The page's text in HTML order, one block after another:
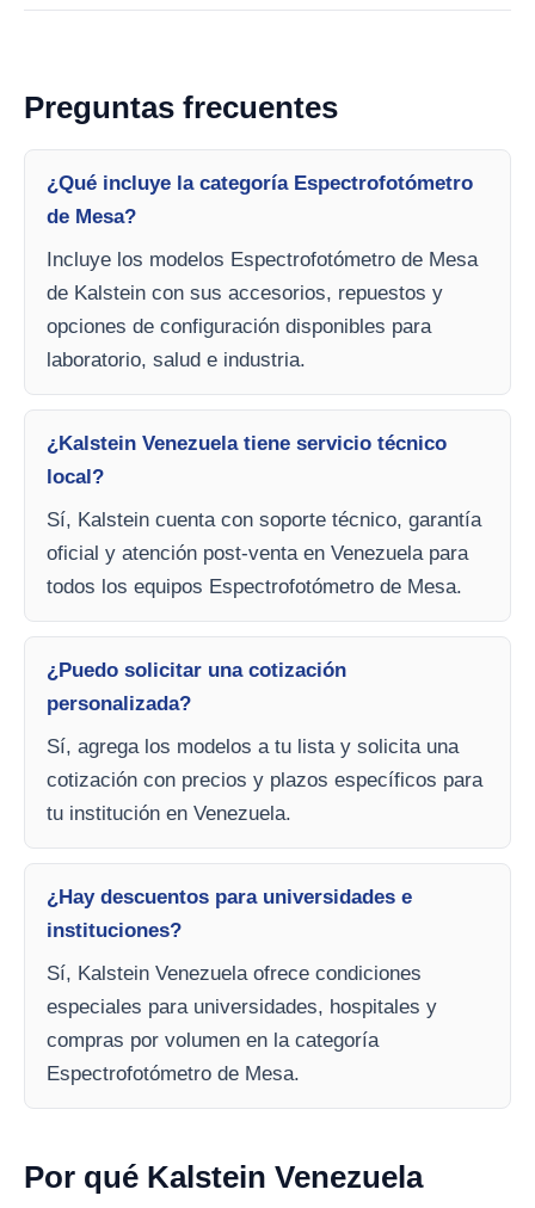
Preguntas frecuentes
¿Qué incluye la categoría Espectrofotómetro
de Mesa?
Incluye los modelos Espectrofotómetro de Mesa
de Kalstein con sus accesorios, repuestos y
opciones de configuración disponibles para
laboratorio, salud e industria.
¿Kalstein Venezuela tiene servicio técnico
local?
Sí, Kalstein cuenta con soporte técnico, garantía
oficial y atención post-venta en Venezuela para
todos los equipos Espectrofotómetro de Mesa.
¿Puedo solicitar una cotización
personalizada?
Sí, agrega los modelos a tu lista y solicita una
cotización con precios y plazos específicos para
tu institución en Venezuela.
¿Hay descuentos para universidades e
instituciones?
Sí, Kalstein Venezuela ofrece condiciones
especiales para universidades, hospitales y
compras por volumen en la categoría
Espectrofotómetro de Mesa.
Por qué Kalstein Venezuela